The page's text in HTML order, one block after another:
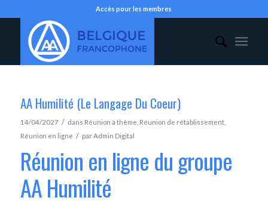
Accès pour les membres
AA Humilité (Le Langage Du Coeur)
14/04/2027 / dans Réunion à thème Réunion de rétablissement,
Réunion en ligne / parAdmin Digital
Réunion en ligne du groupe
AA Humilité